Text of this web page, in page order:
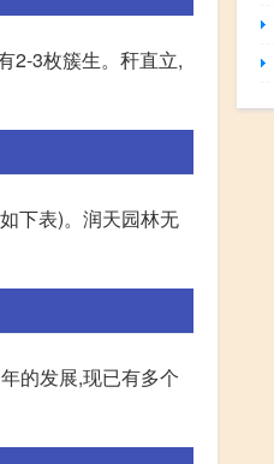
2-3枚簇生。秆直立,
下表)。润天园林无
的发展,现已有多个